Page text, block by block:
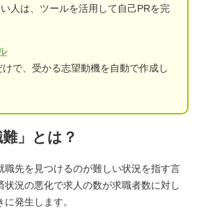
人は、ツールを活用して自己PRを完
で、受かる志望動機を自動で作成し
」とは？
職先を見つけるのが難しい状況を指す言
状況の悪化で求人の数が求職者数に対し
発生します。